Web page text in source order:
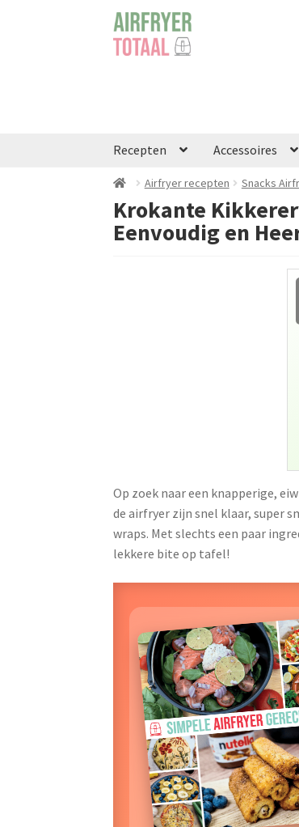
Ga
door
Ga
naar
Recepten Accessoires
Airfryer recepten Snacks
Krokante
Eenvoudig en
Op zoek naar een knapperige,
de airfryer zijn snel klaar, super
wraps. Met slechts een paar
lekkere bite op tafel!